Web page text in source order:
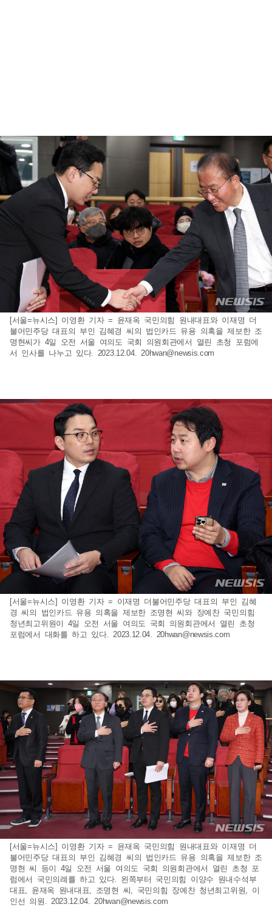
[서울=뉴시스] 이영환 기자 = 윤재옥 국민의힘 원내대표와 이재명 더
불어민주당 대표의 부인 김혜경 씨의 법인카드 유용 의혹을 제보한 조
명현씨가 4일 오전 서울 여의도 국회 의원회관에서 열린 초청 포럼에
서 인사를 나누고 있다. 2023.12.04.20hwan@newsis.com
[서울=뉴시스] 이영환 기자 = 이재명 더불어민주당 대표의 부인 김혜
경 씨의 법인카드 유용 의혹을 제보한 조명현 씨와 장예찬 국민의힘
청년최고위원이 4일 오전 서울 여의도 국회 의원회관에서 열린 초청
포럼에서 대화를 하고 있다. 2023.12.04. 20hwan@newsis.com
[서울=뉴시스] 이영환 기자 = 윤재옥 국민의힘 원내대표와 이재명 더
불어민주당 대표의 부인 김혜경 씨의 법인카드 유용 의혹을 제보한 조
명현 씨 등이 4일 오전 서울 여의도 국회 의원회관에서 열린 초청 포
럼에서 국민의례를 하고 있다. 왼쪽부터 국민의힘 이양수 원내수석부
대표, 윤재옥 원내대표, 조명현 씨, 국민의힘 장예찬 청년최고위원, 이
인선 의원. 2023.12.04.20hwan@newsis.com